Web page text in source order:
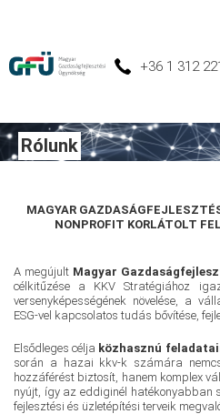
+36 1 312
Rólunk
MAGYAR
NONPROFIT KORLÁTOLT
A megújult Magyar
célkitűzése a KKV Stratégiához
versenyképességének növelése, a
ESG-vel kapcsolatos tudás bővítése,
Elsődleges célja közhasznú
során a hazai kkv-k számára
hozzáférést biztosít, hanem komplex
nyújt, így az eddiginél
fejlesztési és üzletépítési terveik